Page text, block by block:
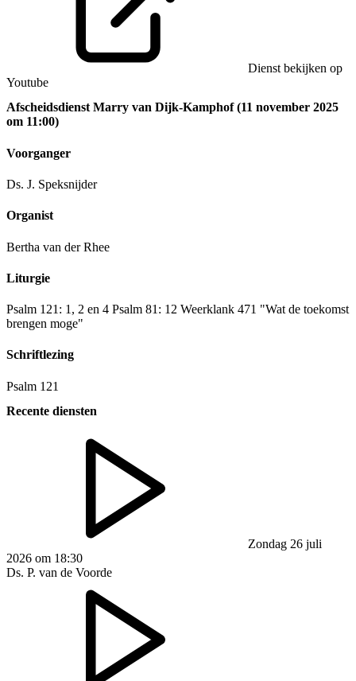
Dienst bekijken op
Youtube
Afscheidsdienst Marry van Dijk-Kamphof (11 november 2025
om 11:00)
Voorganger
Ds. J. Speksnijder
Organist
Bertha van der Rhee
Liturgie
Psalm 121: 1, 2 en 4 Psalm 81: 12 Weerklank 471 "Wat de toekomst
brengen moge"
Schriftlezing
Psalm 121
Recente diensten
Zondag 26 juli
2026 om 18:30
Ds. P. van de Voorde